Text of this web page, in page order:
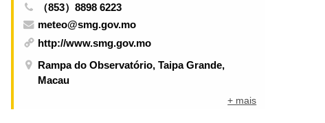
（853）8898 6223
meteo@smg.gov.mo
http://www.smg.gov.mo
Rampa do Observatório, Taipa Grande,
Macau
+ mais